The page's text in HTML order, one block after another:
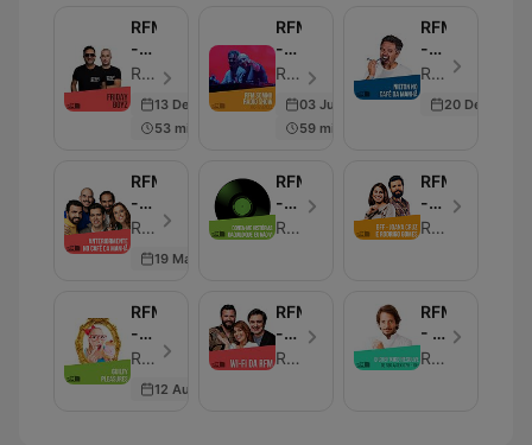
RFM
-
Fridayboyz
RFM - Odcinek 191
13 Dec 2024
53 min
RFM
-
RFM
SOMNII
Radio
Show
RFM - Odcinek 85
03 Jun 2022
59 min
RFM
-
Nilton
Café
RFM - Odcinek 50
20 Dec 2019
RFM
-
Anteriormente
Café
Manhã
RFM - Odcinek 50
19 May 2020
RFM
-
Conta-
que
eu
não
RFM
RFM
-
BFFRFM
RFM
-
Guilty
RFM - Odcinek 9
12 Aug 2019
RFM
-
Wi-RFM
RFM
- O
chef
RFM